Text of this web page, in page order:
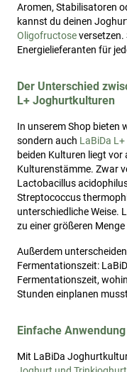
Aromen, Stabilisatoren
kannst du deinen
Oligofructoseversetzen.
Energielieferanten für
Der Unterschied
L+ Joghurtkulturen
In unserem Shop bieten
sondern auch LaBiDa
beiden Kulturen liegt
Kulturenstämme. Zwar
Lactobacillus
Streptococcus
unterschiedliche Weise.
zu einer größeren
Außerdem
Fermentationszeit:
Fermentationszeit,
Stunden einplanen
Einfache
Mit LaBiDa